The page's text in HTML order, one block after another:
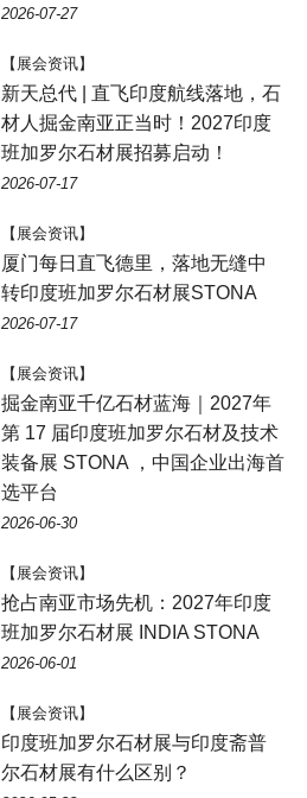
2026-07-27
【展会资讯】
新天总代 | 直飞印度航线落地，石
材人掘金南亚正当时！2027印度
班加罗尔石材展招募启动！
2026-07-17
【展会资讯】
厦门每日直飞德里，落地无缝中
转印度班加罗尔石材展STONA
2026-07-17
【展会资讯】
掘金南亚千亿石材蓝海｜2027年
第 17 届印度班加罗尔石材及技术
装备展 STONA ，中国企业出海首
选平台
2026-06-30
【展会资讯】
抢占南亚市场先机：2027年印度
班加罗尔石材展 INDIA STONA
2026-06-01
【展会资讯】
印度班加罗尔石材展与印度斋普
尔石材展有什么区别？